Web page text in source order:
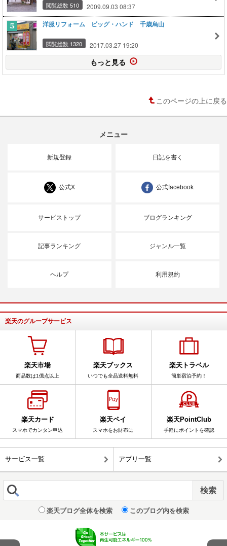
閲覧総数 510 2009.09.03 08:37
洋服リフォーム ビッグ・ハンド 千歳烏山
閲覧総数 1320 2017.03.27 19:20
もっと見る
このページの上に戻る
メニュー
新規登録 日記を書く
公式X 公式facebook
サービストップ ブログランキング
記事ランキング ジャンル一覧
ヘルプ 利用規約
楽天のグループサービス
楽天市場
商品数は1億点以上
楽天ブックス
いつでも全品送料無料
楽天トラベル
簡単宿泊予約！
楽天カード
スマホでカンタン申込
楽天ペイ
スマホをお財布に
楽天PointClub
手軽にポイントを確認
サービス一覧 アプリ一覧
楽天ブログ全体を検索 このブログ内を検索